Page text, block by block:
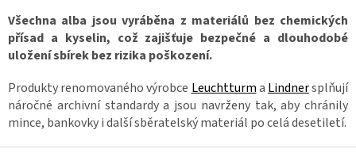
a
c
í
p
v
k
y
v
á
n
í
Všechna alba jsou vyráběna z materiálů bez chemických
přísad a kyselin, což zajišťuje bezpečné a dlouhodobé
uložení sbírek bez rizika poškození.
Produkty renomovaného výrobce Leuchtturma Lindnersplňují
náročné archivní standardy a jsou navrženy tak, aby chránily
mince, bankovky i další sběratelský materiál po celá desetiletí.